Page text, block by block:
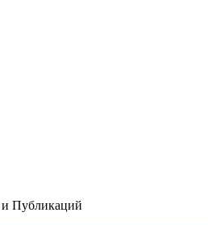
Публикаций